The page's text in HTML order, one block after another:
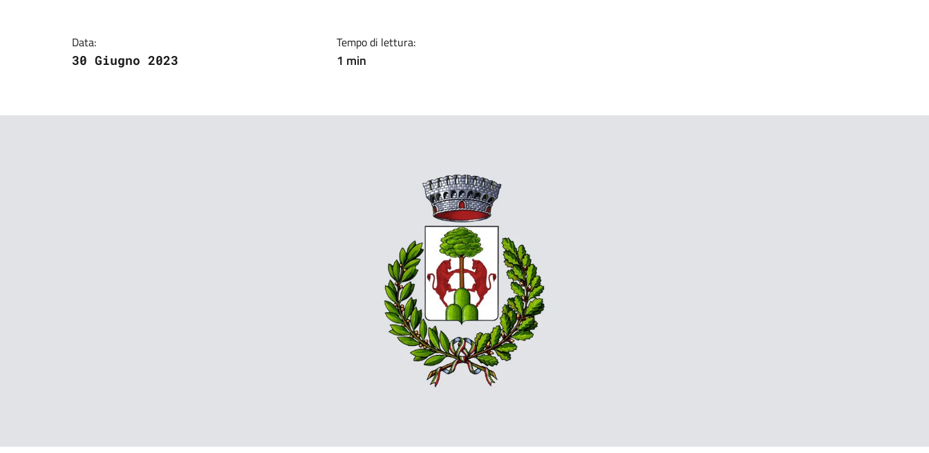
Data:
30 Giugno 2023
Tempo di lettura:
1 min